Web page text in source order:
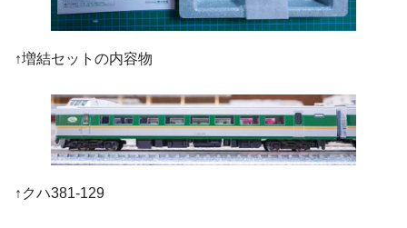
↑増結セットの内容物
↑クハ381-129